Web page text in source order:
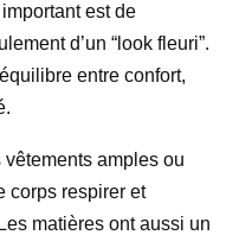
est de
d’un “look fleuri”.
entre confort,
amples ou
corps respirer et
matières ont aussi un